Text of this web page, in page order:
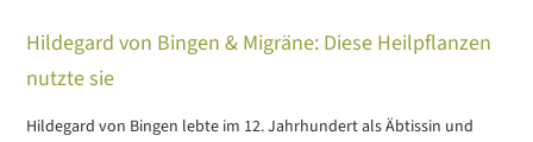
Hildegard von Bingen & Migräne: Diese Heilpflanzen
nutzte sie
Hildegard von Bingen lebte im 12. Jahrhundert als Äbtissin und